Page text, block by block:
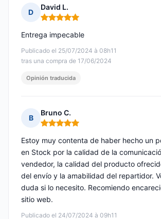
D
David L.
Nota: 5 de 5
Publicado el 25/07/2024 à 08h11
tras una compra de 17/06/2024
Entrega impecable
Opinión traducida
B
Bruno C.
Nota: 5 de 5
Publicado el 24/07/2024 à 09h11
Estoy muy contenta de haber hecho un
en Stock por la calidad de la
vendedor, la calidad del producto
del envío y la amabilidad del repartidor.
duda si lo necesito. Recomiendo
sitio web.